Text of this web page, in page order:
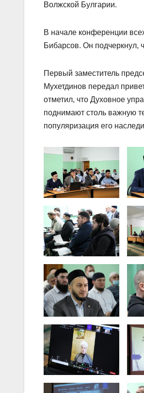
Волжской Булгарии.
В начале конференции
Бибарсов. Он подчеркнул,
Первый заместитель
Мухетдинов передал
отметил, что Духовное
поднимают столь важную
популяризация его